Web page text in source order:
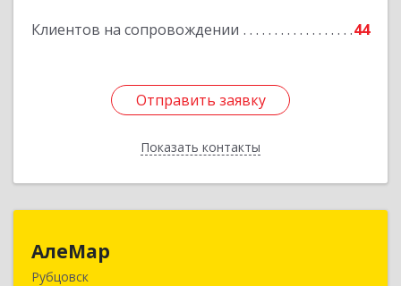
Клиентов на сопровождении 44
Отправить заявку
Показать контакты
Отправить заявку
Назад
АлеМар
Рубцовск